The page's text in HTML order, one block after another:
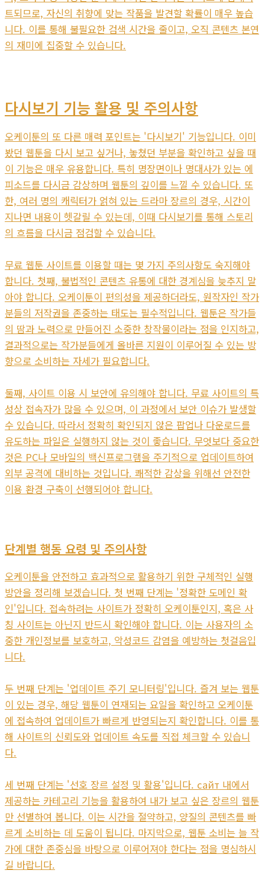
트되므로, 자신의 취향에 맞는 작품을 발견할 확률이 매우 높습
니다. 이를 통해 불필요한 검색 시간을 줄이고, 오직 콘텐츠 본연
의 재미에 집중할 수 있습니다.
다시보기 기능 활용 및 주의사항
오케이툰의 또 다른 매력 포인트는 '다시보기' 기능입니다. 이미
봤던 웹툰을 다시 보고 싶거나, 놓쳤던 부분을 확인하고 싶을 때
이 기능은 매우 유용합니다. 특히 명장면이나 명대사가 있는 에
피소드를 다시금 감상하며 웹툰의 깊이를 느낄 수 있습니다. 또
한, 여러 명의 캐릭터가 얽혀 있는 드라마 장르의 경우, 시간이
지나면 내용이 헷갈릴 수 있는데, 이때 다시보기를 통해 스토리
의 흐름을 다시금 점검할 수 있습니다.
무료 웹툰 사이트를 이용할 때는 몇 가지 주의사항도 숙지해야
합니다. 첫째, 불법적인 콘텐츠 유통에 대한 경계심을 늦추지 말
아야 합니다. 오케이툰이 편의성을 제공하더라도, 원작자인 작가
분들의 저작권을 존중하는 태도는 필수적입니다. 웹툰은 작가들
의 땀과 노력으로 만들어진 소중한 창작물이라는 점을 인지하고,
결과적으로는 작가분들에게 올바른 지원이 이루어질 수 있는 방
향으로 소비하는 자세가 필요합니다.
둘째, 사이트 이용 시 보안에 유의해야 합니다. 무료 사이트의 특
성상 접속자가 많을 수 있으며, 이 과정에서 보안 이슈가 발생할
수 있습니다. 따라서 정확히 확인되지 않은 팝업나 다운로드를
유도하는 파일은 실행하지 않는 것이 좋습니다. 무엇보다 중요한
것은 PC나 모바일의 백신프로그램을 주기적으로 업데이트하여
외부 공격에 대비하는 것입니다. 쾌적한 감상을 위해선 안전한
이용 환경 구축이 선행되어야 합니다.
단계별 행동 요령 및 주의사항
오케이툰을 안전하고 효과적으로 활용하기 위한 구체적인 실행
방안을 정리해 보겠습니다. 첫 번째 단계는 '정확한 도메인 확
인'입니다. 접속하려는 사이트가 정확히 오케이툰인지, 혹은 사
칭 사이트는 아닌지 반드시 확인해야 합니다. 이는 사용자의 소
중한 개인정보를 보호하고, 악성코드 감염을 예방하는 첫걸음입
니다.
두 번째 단계는 '업데이트 주기 모니터링'입니다. 즐겨 보는 웹툰
이 있는 경우, 해당 웹툰이 연재되는 요일을 확인하고 오케이툰
에 접속하여 업데이트가 빠르게 반영되는지 확인합니다. 이를 통
해 사이트의 신뢰도와 업데이트 속도를 직접 체크할 수 있습니
다.
세 번째 단계는 '선호 장르 설정 및 활용'입니다. сайт 내에서
제공하는 카테고리 기능을 활용하여 내가 보고 싶은 장르의 웹툰
만 선별하여 봅니다. 이는 시간을 절약하고, 양질의 콘텐츠를 빠
르게 소비하는 데 도움이 됩니다. 마지막으로, 웹툰 소비는 늘 작
가에 대한 존중심을 바탕으로 이루어져야 한다는 점을 명심하시
길 바랍니다.